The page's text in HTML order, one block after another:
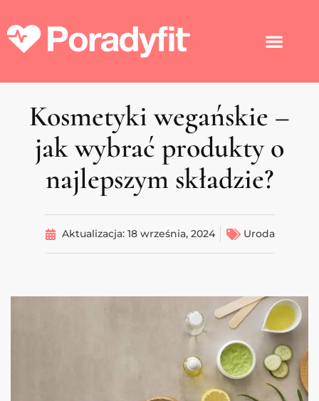
Kosmetyki wegańskie –
jak wybrać produkty o
najlepszym składzie?
Aktualizacja: 18 września, 2024 Uroda